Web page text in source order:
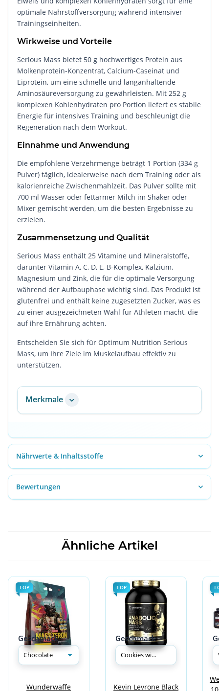
optimale Nährstoffversorgung während intensiver
Trainingseinheiten.
Wirkweise und Vorteile
Serious Mass bietet 50 g hochwertiges Protein aus
Molkenprotein-Konzentrat, Calcium-Caseinat und
Eiprotein, um eine schnelle und langanhaltende
Aminosäureversorgung zu gewährleisten. Mit 252 g
komplexen Kohlenhydraten pro Portion liefert es stabile
Energie für intensives Training und beschleunigt die
Regeneration nach dem Workout.
Einnahme und Anwendung
Die empfohlene Verzehrmenge beträgt 1 Portion (334 g
Pulver) täglich, idealerweise nach dem Training oder als
kalorienreiche Zwischenmahlzeit. Das Pulver sollte mit
700 ml Wasser oder fettarmer Milch im Shaker oder
Mixer gemischt werden, um die besten Ergebnisse zu
erzielen.
Zusammensetzung und Qualität
Serious Mass enthält 25 Vitamine und Mineralstoffe,
darunter Vitamin A, C, D, E, B-Komplex, Kalzium,
Magnesium und Zink, die für die optimale Versorgung
während der Aufbauphase wichtig sind. Das Produkt ist
glutenfrei und enthält keine zugesetzten Zucker, was es
zu einer ausgezeichneten Wahl für Athleten macht, die
auf ihre Ernährung achten.
Entscheiden Sie sich für Optimum Nutrition Serious
Mass, um Ihre Ziele im Muskelaufbau effektiv zu
unterstützen.
Merkmale
Nährwerte & Inhaltsstoffe
Bewertungen
Ähnliche Artikel
TOP
Geschmack
Wunderwaffe
TOP
Geschmack
Kevin Levrone Black